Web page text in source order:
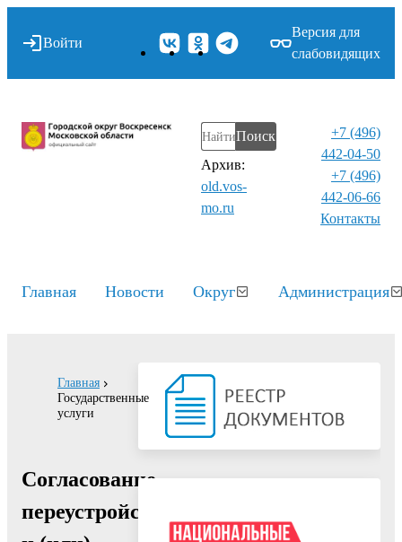
Войти
Версия для
слабовидящих
Поиск
Архив:
old.vos-
mo.ru
+7 (496)
442-04-50
+7 (496)
442-06-66
Контакты⁠
Главная Новости Округ Администрация
Главная
Государственные
услуги
Согласование
переустройства